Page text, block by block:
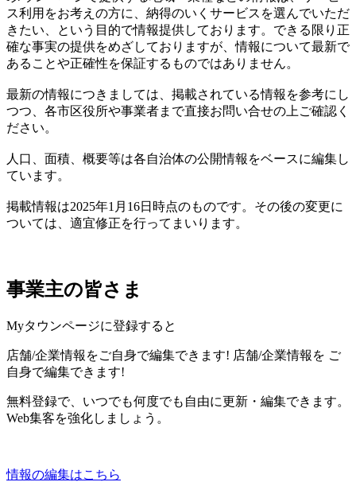
ス利用をお考えの方に、納得のいくサービスを選んでいただ
きたい、という目的で情報提供しております。できる限り正
確な事実の提供をめざしておりますが、情報について最新で
あることや正確性を保証するものではありません。
最新の情報につきましては、掲載されている情報を参考にし
つつ、各市区役所や事業者まで直接お問い合せの上ご確認く
ださい。
人口、面積、概要等は各自治体の公開情報をベースに編集し
ています。
掲載情報は2025年1月16日時点のものです。その後の変更に
ついては、適宜修正を行ってまいります。
事業主の皆さま
Myタウンページに登録すると
店舗/企業情報をご自身で編集できます! 店舗/企業情報を ご
自身で編集できます!
無料登録で、いつでも何度でも自由に更新・編集できます。
Web集客を強化しましょう。
情報の編集はこちら